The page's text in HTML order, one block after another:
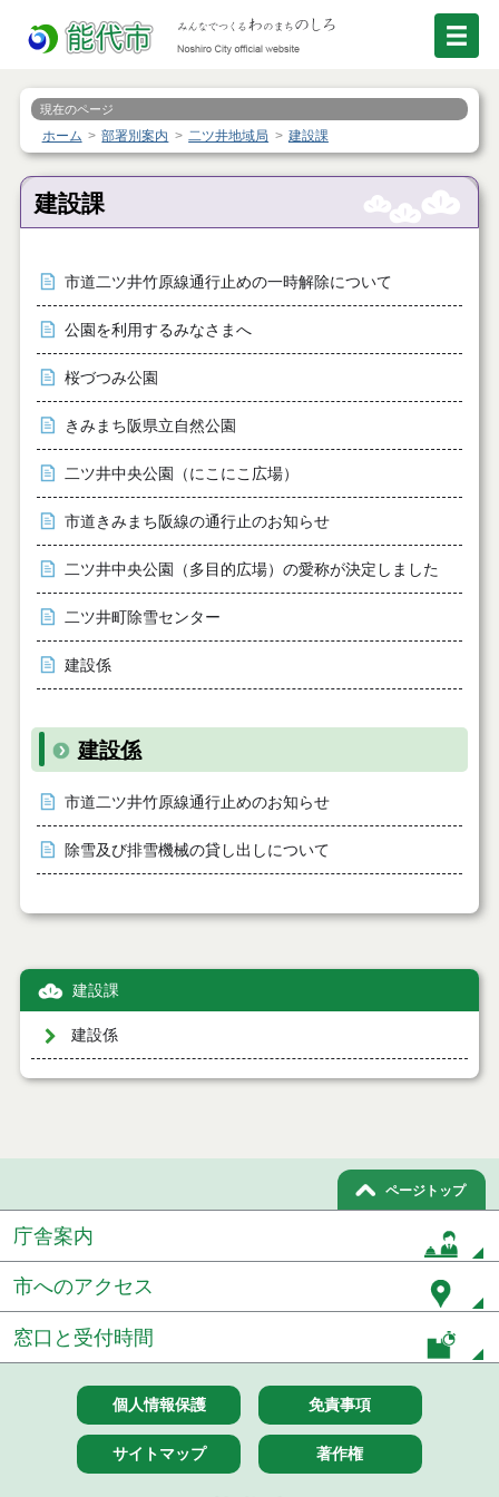
現在のページ
ホーム 部署別案内 二ツ井地域局 建設課
建設課
市道二ツ井竹原線通行止めの一時解除について
公園を利用するみなさまへ
桜づつみ公園
きみまち阪県立自然公園
二ツ井中央公園（にこにこ広場）
市道きみまち阪線の通行止のお知らせ
二ツ井中央公園（多目的広場）の愛称が決定しました
二ツ井町除雪センター
建設係
建設係
市道二ツ井竹原線通行止めのお知らせ
除雪及び排雪機械の貸し出しについて
建設課
建設係
ページトップ
庁舎案内
市へのアクセス
窓口と受付時間
個人情報保護 免責事項
サイトマップ 著作権